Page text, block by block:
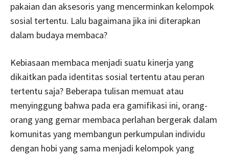
pakaian dan aksesoris yang mencerminkan kelompok
sosial tertentu. Lalu bagaimana jika ini diterapkan
dalam budaya membaca?
Kebiasaan membaca menjadi suatu kinerja yang
dikaitkan pada identitas sosial tertentu atau peran
tertentu saja? Beberapa tulisan memuat atau
menyinggung bahwa pada era gamifikasi ini, orang-
orang yang gemar membaca perlahan bergerak dalam
komunitas yang membangun perkumpulan individu
dengan hobi yang sama menjadi kelompok yang